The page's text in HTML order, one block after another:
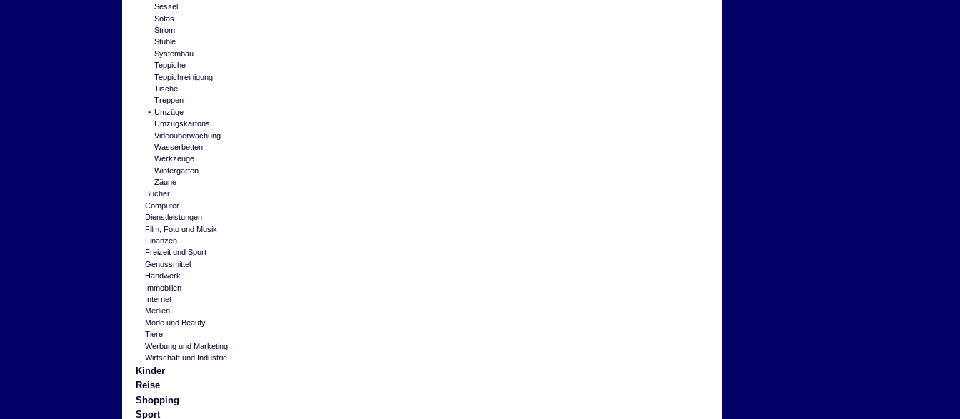
Sessel
Sofas
Strom
Stühle
Systembau
Teppiche
Teppichreinigung
Tische
Treppen
Umzüge
Umzugskartons
Videoüberwachung
Wasserbetten
Werkzeuge
Wintergärten
Zäune
Bücher
Computer
Dienstleistungen
Film, Foto und Musik
Finanzen
Freizeit und Sport
Genussmittel
Handwerk
Immobilien
Internet
Medien
Mode und Beauty
Tiere
Werbung und Marketing
Wirtschaft und Industrie
Kinder
Reise
Shopping
Sport